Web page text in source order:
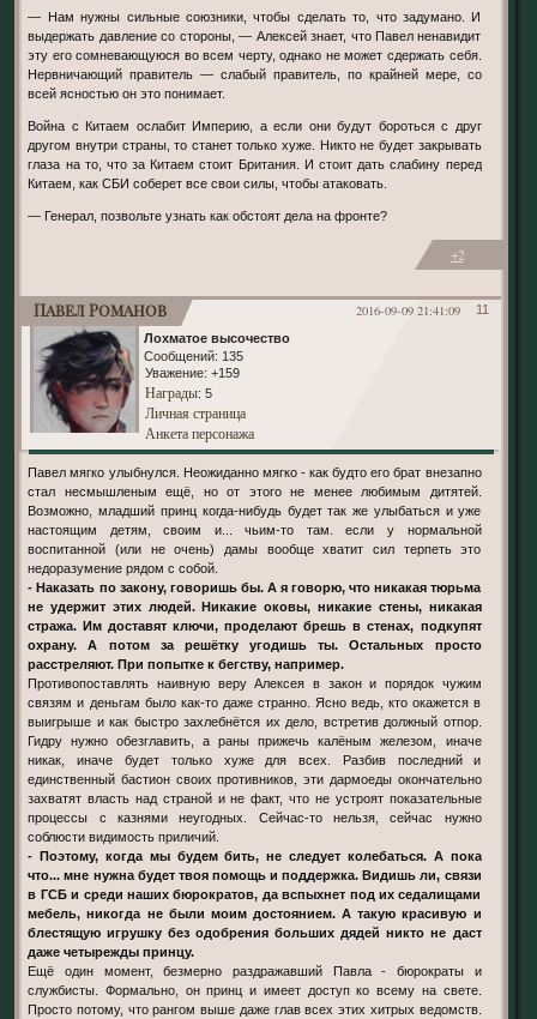
— Нам нужны сильные союзники, чтобы сделать то, что задумано. И
выдержать давление со стороны, — Алексей знает, что Павел ненавидит
эту его сомневающуюся во всем черту, однако не может сдержать себя.
Нервничающий правитель — слабый правитель, по крайней мере, со
всей ясностью он это понимает.
Война с Китаем ослабит Империю, а если они будут бороться с друг
другом внутри страны, то станет только хуже. Никто не будет закрывать
глаза на то, что за Китаем стоит Британия. И стоит дать слабину перед
Китаем, как СБИ соберет все свои силы, чтобы атаковать.
— Генерал, позвольте узнать как обстоят дела на фронте?
+2
11
2016-09-09 21:41:09
Павел Романов
Лохматое высочество
Сообщений: 135
Уважение: +159
Награды: 5
Личная страница
Анкета персонажа
Павел мягко улыбнулся. Неожиданно мягко - как будто его брат внезапно
стал несмышленым ещё, но от этого не менее любимым дитятей.
Возможно, младший принц когда-нибудь будет так же улыбаться и уже
настоящим детям, своим и... чьим-то там. если у нормальной
воспитанной (или не очень) дамы вообще хватит сил терпеть это
недоразумение рядом с собой.
- Наказать по закону, говоришь бы. А я говорю, что никакая тюрьма
не удержит этих людей. Никакие оковы, никакие стены, никакая
стража. Им доставят ключи, проделают брешь в стенах, подкупят
охрану. А потом за решётку угодишь ты. Остальных просто
расстреляют. При попытке к бегству, например.
Противопоставлять наивную веру Алексея в закон и порядок чужим
связям и деньгам было как-то даже странно. Ясно ведь, кто окажется в
выигрыше и как быстро захлебнётся их дело, встретив должный отпор.
Гидру нужно обезглавить, а раны прижечь калёным железом, иначе
никак, иначе будет только хуже для всех. Разбив последний и
единственный бастион своих противников, эти дармоеды окончательно
захватят власть над страной и не факт, что не устроят показательные
процессы с казнями неугодных. Сейчас-то нельзя, сейчас нужно
соблюсти видимость приличий.
- Поэтому, когда мы будем бить, не следует колебаться. А пока
что... мне нужна будет твоя помощь и поддержка. Видишь ли, связи
в ГСБ и среди наших бюрократов, да вспыхнет под их седалищами
мебель, никогда не были моим достоянием. А такую красивую и
блестящую игрушку без одобрения больших дядей никто не даст
даже четырежды принцу.
Ещё один момент, безмерно раздражавший Павла - бюрократы и
службисты. Формально, он принц и имеет доступ ко всему на свете.
Просто потому, что рангом выше даже глав всех этих хитрых ведомств.